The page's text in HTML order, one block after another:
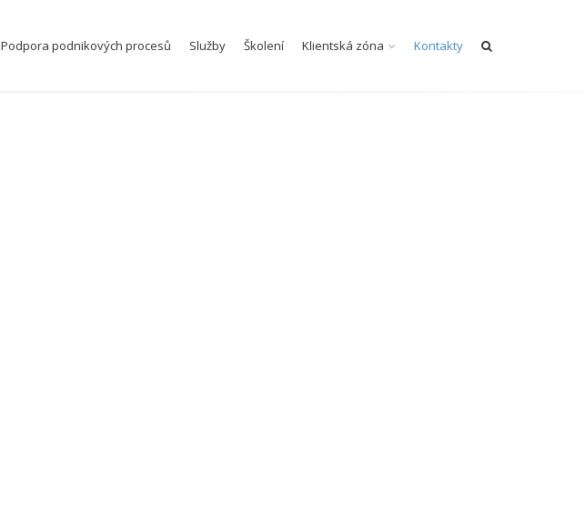
Podpora podnikových procesů Služby Školení Klientská zóna Kontakty